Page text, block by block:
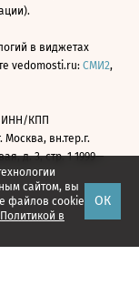
сайтом, вы
файлов cookie
Политикой в
ОК
в виджетах
vedomosti.ru: СМИ2,
ИНН/КПП
Москва, вн.тер.г.
д. 3, стр. 1 1999—